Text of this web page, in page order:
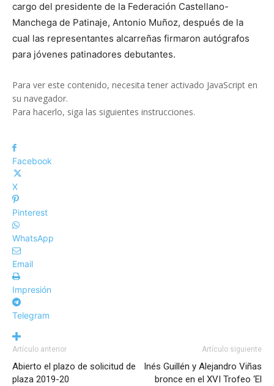
cargo del presidente de la Federación Castellano-
Manchega de Patinaje, Antonio Muñoz, después de la
cual las representantes alcarreñas firmaron autógrafos
para jóvenes patinadores debutantes.
Para ver este contenido, necesita tener activado JavaScript en
su navegador.
Para hacerlo, siga las siguientes instrucciones.
Facebook
X
Pinterest
WhatsApp
Email
Impresión
Telegram
Artículo anterior
Abierto el plazo de solicitud de
plaza 2019-20
Artículo siguiente
Inés Guillén y Alejandro Viñas
bronce en el XVI Trofeo ‘El